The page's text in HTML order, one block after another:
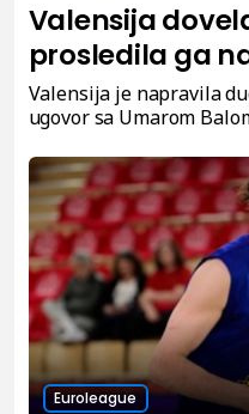
Valensija
prosledila ga
Valensija je napravila
ugovor sa Umarom
Euroleague